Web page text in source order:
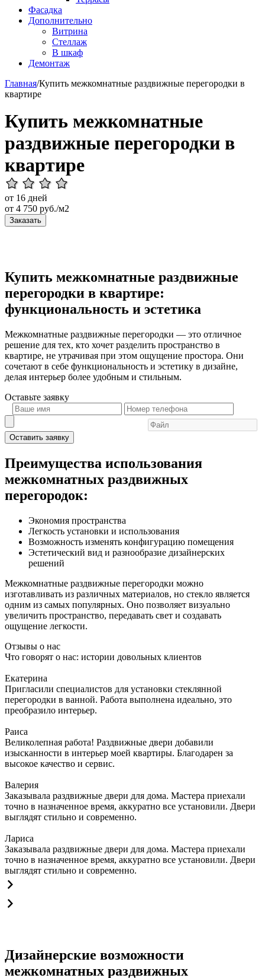
Фасадка
Дополнительно
Витрина
Стеллаж
В шкаф
Демонтаж
Главная/Купить межкомнатные раздвижные перегородки в
квартире
Купить межкомнатные
раздвижные перегородки в
квартире
от 16 дней
от 4 750 руб./м2
Заказать
Купить межкомнатные раздвижные
перегородки в квартире:
функциональность и эстетика
Межкомнатные раздвижные перегородки — это отличное
решение для тех, кто хочет разделить пространство в
квартире, не утрачивая при этом ощущение простора. Они
сочетают в себе функциональность и эстетику в дизайне,
делая интерьер более удобным и стильным.
Оставьте заявку
Оставить заявку
Преимущества использования
межкомнатных раздвижных
перегородок:
Экономия пространства
Легкость установки и использования
Возможность изменять конфигурацию помещения
Эстетический вид и разнообразие дизайнерских
решений
Межкомнатные раздвижные перегородки можно
изготавливать из различных материалов, но стекло является
одним из самых популярных. Оно позволяет визуально
увеличить пространство, передавать свет и создавать
ощущение легкости.
Отзывы о нас
Что говорят о нас: истории довольных клиентов
Екатерина
Пригласили специалистов для установки стеклянной
перегородки в ванной. Работа выполнена идеально, это
преобразило интерьер.
Раиса
Великолепная работа! Раздвижные двери добавили
изысканности в интерьер моей квартиры. Благодарен за
высокое качество и сервис.
Валерия
Заказывала раздвижные двери для дома. Мастера приехали
точно в назначенное время, аккуратно все установили. Двери
выглядят стильно и современно.
Лариса
Заказывала раздвижные двери для дома. Мастера приехали
точно в назначенное время, аккуратно все установили. Двери
выглядят стильно и современно.
Дизайнерские возможности
межкомнатных раздвижных